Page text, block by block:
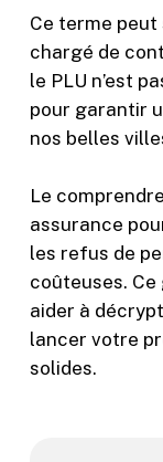
Ce terme
chargé de
le PLU n’est
pour garantir
nos belles
Le
assurance
les refus de
coûteuses.
aider à
lancer votre
solides.